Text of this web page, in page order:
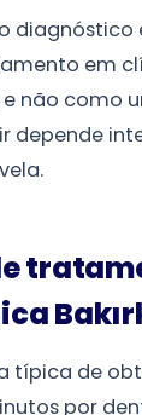
em
não como
depende
típica de
por